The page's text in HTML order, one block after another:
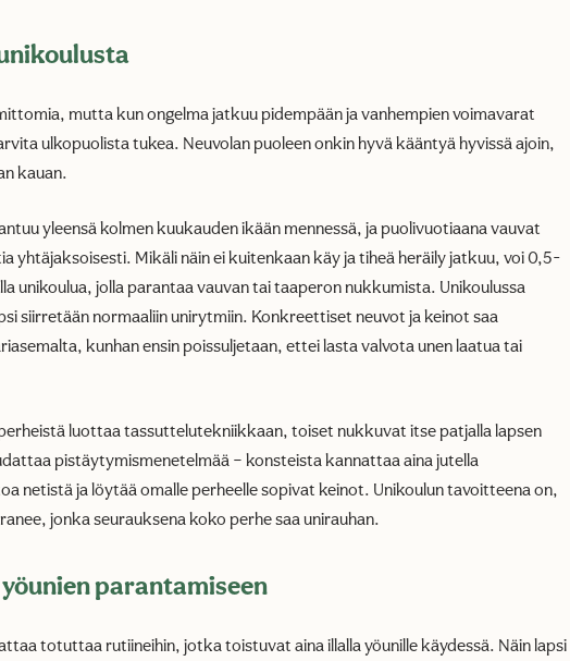
mutta kun ongelma jatkuu pidempään ja vanhempien voimavarat
ulkopuolista tukea. Neuvolan puoleen onkin hyvä kääntyä hyvissä ajoin,
kauan.
yleensä kolmen kuukauden ikään mennessä, ja puolivuotiaana vauvat
yhtäjaksoisesti. Mikäli näin ei kuitenkaan käy ja tiheä heräily jatkuu, voi 0,5-
unikoulua, jolla parantaa vauvan tai taaperon nukkumista. Unikoulussa
siirretään normaaliin unirytmiin. Konkreettiset neuvot ja keinot saa
kunhan ensin poissuljetaan, ettei lasta valvota unen laatua tai
luottaa tassuttelutekniikkaan, toiset nukkuvat itse patjalla lapsen
pistäytymismenetelmää – konsteista kannattaa aina jutella
netistä ja löytää omalle perheelle sopivat keinot. Unikoulun tavoitteena on,
jonka seurauksena koko perhe saa unirauhan.
parantamiseen
totuttaa rutiineihin, jotka toistuvat aina illalla yöunille käydessä. Näin lapsi